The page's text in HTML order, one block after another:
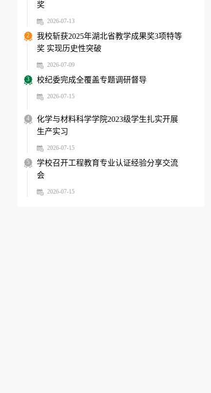
奖
2026-07-13
2
我校斩获2025年湖北省教学成果奖3项特等
奖 实现历史性突破
2026-07-09
3 校纪委完成全覆盖专题调研督导
2026-07-15
4
化学与材料科学学院2023级学生扎实开展
生产实习
2026-07-15
5
学校召开工程教育专业认证经验分享交流
会
2026-07-15